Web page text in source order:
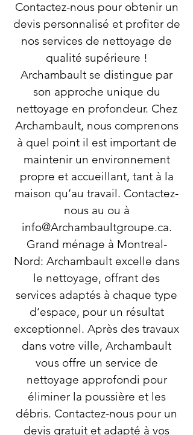
Contactez-nous pour obtenir un
devis personnalisé et profiter de
nos services de nettoyage de
qualité supérieure !
Archambault se distingue par
son approche unique du
nettoyage en profondeur. Chez
Archambault, nous comprenons
à quel point il est important de
maintenir un environnement
propre et accueillant, tant à la
maison qu’au travail. Contactez-
nous au ou à
info@Archambaultgroupe.ca.
Grand ménage à Montreal-
Nord: Archambault excelle dans
le nettoyage, offrant des
services adaptés à chaque type
d’espace, pour un résultat
exceptionnel. Après des travaux
dans votre ville, Archambault
vous offre un service de
nettoyage approfondi pour
éliminer la poussière et les
débris. Contactez-nous pour un
devis gratuit et adapté à vos